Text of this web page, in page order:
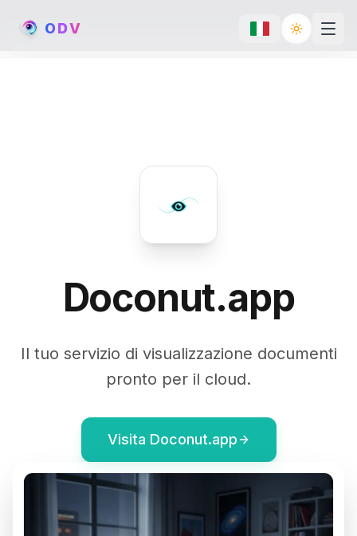
ODV Toggle
Doconut.app
Il tuo servizio di visualizzazione documenti
pronto per il cloud.
Visita Doconut.app